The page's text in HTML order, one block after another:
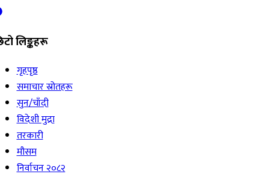
लिङ्कहरू
गृहपृष्ठ
समाचार स्रोतहरू
सुन/चाँदी
विदेशी मुद्रा
तरकारी
मौसम
निर्वाचन २०८२